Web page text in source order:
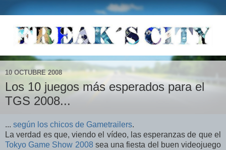
10 OCTUBRE 2008
Los 10 juegos más esperados para el
TGS 2008...
... según los chicos de Gametrailers.
La verdad es que, viendo el vídeo, las esperanzas de que el
Tokyo Game Show 2008 sea una fiesta del buen videojuego